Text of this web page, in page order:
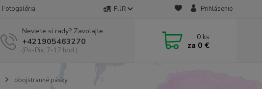
Fotogaléria EUR Prihlásenie
Neviete si rady? Zavolajte.
+421905463270
(Po-Pia, 7-17 hod.)
0 ks
za 0 €
obojstranné pásky